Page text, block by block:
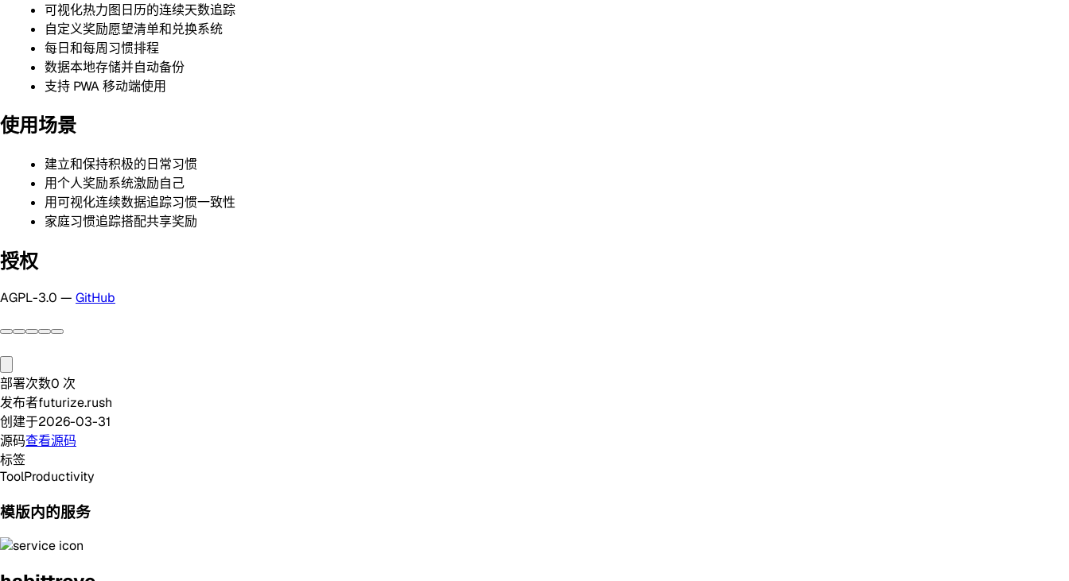
可视化热力图日历的连续天数追踪
自定义奖励愿望清单和兑换系统
每日和每周习惯排程
数据本地存储并自动备份
支持 PWA 移动端使用
使用场景
建立和保持积极的日常习惯
用个人奖励系统激励自己
用可视化连续数据追踪习惯一致性
家庭习惯追踪搭配共享奖励
授权
AGPL-3.0 — GitHub
部署次数0 次
发布者futurize.rush
创建于2026-03-31
源码查看源码
标签
ToolProductivity
模版内的服务